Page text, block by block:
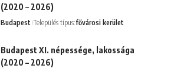
(2020 – 2026)
Budapest Település típus:fővárosi kerület
Budapest XI. népessége, lakossága
(2020 – 2026)